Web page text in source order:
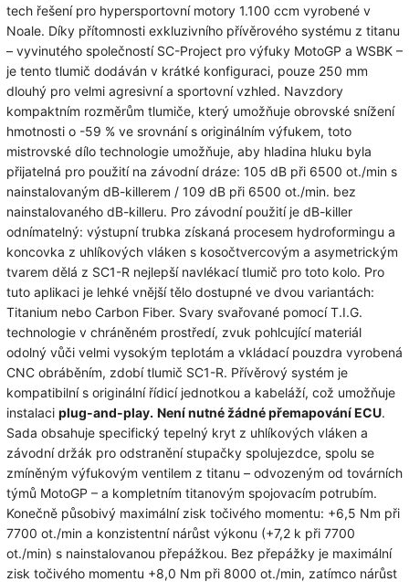
tech řešení pro hypersportovní motory 1.100 ccm vyrobené v
Noale. Díky přítomnosti exkluzivního přívěrového systému z titanu
– vyvinutého společností SC-Project pro výfuky MotoGP a WSBK –
je tento tlumič dodáván v krátké konfiguraci, pouze 250 mm
dlouhý pro velmi agresivní a sportovní vzhled. Navzdory
kompaktním rozměrům tlumiče, který umožňuje obrovské snížení
hmotnosti o -59 % ve srovnání s originálním výfukem, toto
mistrovské dílo technologie umožňuje, aby hladina hluku byla
přijatelná pro použití na závodní dráze: 105 dB při 6500 ot./min s
nainstalovaným dB-killerem / 109 dB při 6500 ot./min. bez
nainstalovaného dB-killeru. Pro závodní použití je dB-killer
odnímatelný: výstupní trubka získaná procesem hydroformingu a
koncovka z uhlíkových vláken s kosočtvercovým a asymetrickým
tvarem dělá z SC1-R nejlepší navlékací tlumič pro toto kolo. Pro
tuto aplikaci je lehké vnější tělo dostupné ve dvou variantách:
Titanium nebo Carbon Fiber. Svary svařované pomocí T.I.G.
technologie v chráněném prostředí, zvuk pohlcující materiál
odolný vůči velmi vysokým teplotám a vkládací pouzdra vyrobená
CNC obráběním, zdobí tlumič SC1-R. Přívěrový systém je
kompatibilní s originální řídicí jednotkou a kabeláží, což umožňuje
instalaci plug-and-play. Není nutné žádné přemapování ECU.
Sada obsahuje specifický tepelný kryt z uhlíkových vláken a
závodní držák pro odstranění stupačky spolujezdce, spolu se
zmíněným výfukovým ventilem z titanu – odvozeným od továrních
týmů MotoGP – a kompletním titanovým spojovacím potrubím.
Konečně působivý maximální zisk točivého momentu: +6,5 Nm při
7700 ot./min a konzistentní nárůst výkonu (+7,2 k při 7700
ot./min) s nainstalovanou přepážkou. Bez přepážky je maximální
zisk točivého momentu +8,0 Nm při 8000 ot./min, zatímco nárůst